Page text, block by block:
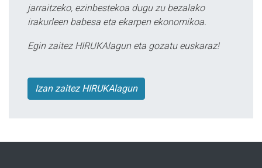
jarraitzeko, ezinbestekoa dugu zu bezalako
irakurleen babesa eta ekarpen ekonomikoa.
Egin zaitez HIRUKAlagun eta gozatu euskaraz!
Izan zaitez HIRUKAlagun